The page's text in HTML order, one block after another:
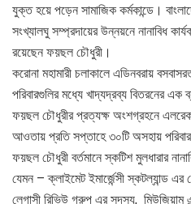
যুক্ত হয়ে পড়েন সামাজিক কর্মকান্ডে।
সংখ্যালঘু সম্প্রদায়ের উন্নয়নে নানাবিধ
রয়েছেন ফয়ছল চৌধুরী।
করোনা মহামারী চলাকালে এডিনবরায়
পরিবারগুলির মধ্যে খাদ্যদ্রব্য বিতরনের এক
ফয়ছল চৌধুরীর প্রত্যক্ষ অংশগ্রহনে
আওতায় প্রতি সপ্তাহে ৩০টি অসহায়
ফয়ছল চৌধুরী বর্তমানে স্কটিশ মুলধারার
যেমন – ক্লাইমেট ইমার্জেন্সী স্কটল্যান্ড এর
লেগাসী রিভিউ গ্রুপ এর সদস্য, মিউজিয়াম